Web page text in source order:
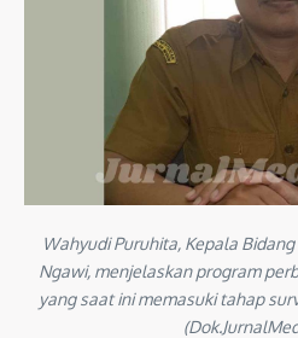
Wahyudi Puruhita, Kepala
Ngawi, menjelaskan program
yang saat ini memasuki tahap